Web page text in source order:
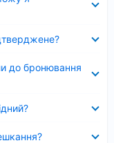
до бронювання